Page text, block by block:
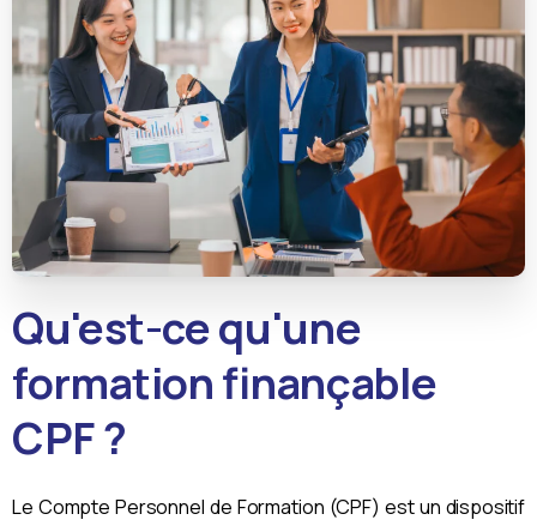
Qu'est-ce qu'une
formation finançable
CPF ?
Le Compte Personnel de Formation (CPF) est un dispositif